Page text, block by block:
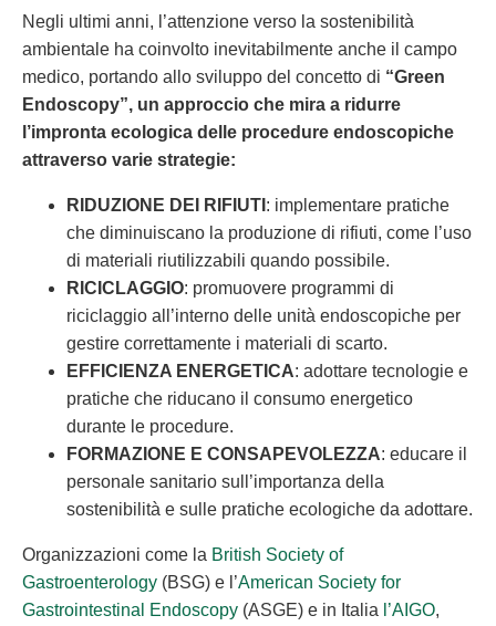
Negli ultimi anni, l’attenzione verso la sostenibilità
ambientale ha coinvolto inevitabilmente anche il campo
medico, portando allo sviluppo del concetto di “Green
Endoscopy”, un approccio che mira a ridurre
l’impronta ecologica delle procedure endoscopiche
attraverso varie strategie:
RIDUZIONE DEI RIFIUTI : implementare pratiche
che diminuiscano la produzione di rifiuti, come l’uso
di materiali riutilizzabili quando possibile.
RICICLAGGIO: promuovere programmi di
riciclaggio all’interno delle unità endoscopiche per
gestire correttamente i materiali di scarto.
EFFICIENZA ENERGETICA: adottare tecnologie e
pratiche che riducano il consumo energetico
durante le procedure.
FORMAZIONE E CONSAPEVOLEZZA: educare il
personale sanitario sull’importanza della
sostenibilità e sulle pratiche ecologiche da adottare.
Organizzazioni come la British Society of
Gastroenterology (BSG) e l’American Society for
Gastrointestinal Endoscopy (ASGE) e in Italia l’AIGO,